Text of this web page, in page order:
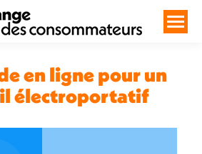
en ligne pour un
électroportatif